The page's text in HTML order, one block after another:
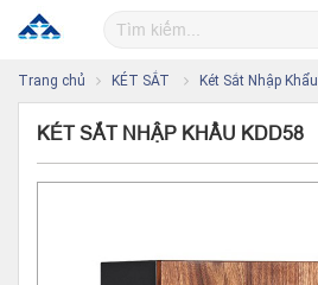
Trang chủ KÉT SẮT Két Sắt Nhập Khẩu
KÉT SẮT NHẬP KHẨU KDD58